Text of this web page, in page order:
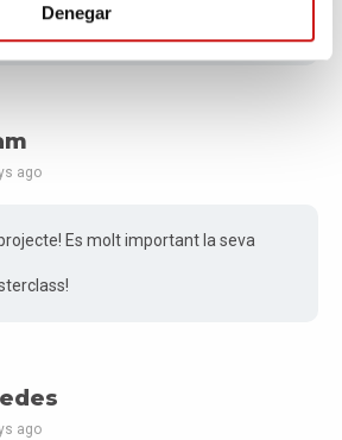
Denegar
ago
Es molt important la seva
ago